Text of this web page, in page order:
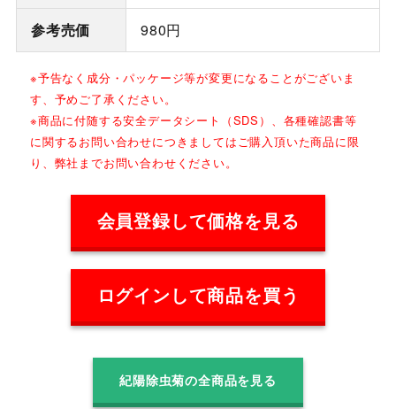
参考売価 980円
※予告なく成分・パッケージ等が変更になることがございま
す、予めご了承ください。
※商品に付随する安全データシート（SDS）、各種確認書等
に関するお問い合わせにつきましてはご購入頂いた商品に限
り、弊社までお問い合わせください。
会員登録して価格を見る
ログインして商品を買う
紀陽除虫菊の全商品を見る